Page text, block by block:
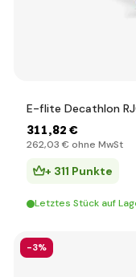
E-flite Decathlon
311,82 €
262,03 € ohne MwSt
+ 311 Punkte
Letztes Stück auf
-3%